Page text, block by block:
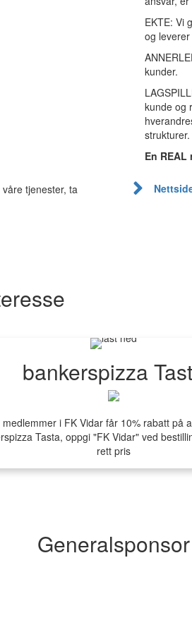
EKTE: Vi
og
kunder.
kunde og
strukturer.
En REAL
tjenester, ta
bankerspizza
medlemmer i FK Vidar får 10% rabatt på
Tasta, oppgi "FK Vidar" ved
rett pris
Generalsponsor